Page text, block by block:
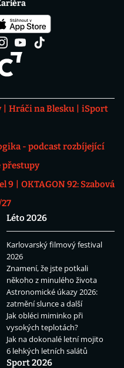
Hráči na Blesku
iSport
- podcast rozbíjející
přestupy
9
OKTAGON 92: Szabová
Léto 2026
Karlovarský filmový festival
2026
Znamení, že jste potkali
někoho z minulého života
Astronomické úkazy 2026:
zatmění slunce a další
Jak obléci miminko při
vysokých teplotách?
Jak na dokonalé letní mojito
6 lehkých letních salátů
Sport 2026